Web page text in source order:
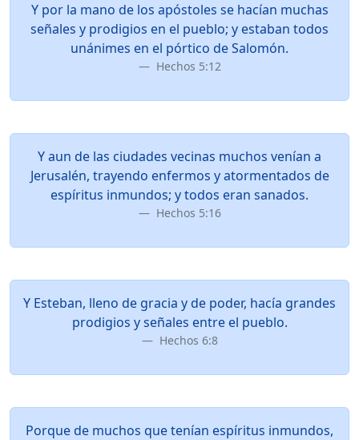
Y por la mano de los apóstoles se hacían muchas
señales y prodigios en el pueblo; y estaban todos
unánimes en el pórtico de Salomón.
Hechos 5:12
Y aun de las ciudades vecinas muchos venían a
Jerusalén, trayendo enfermos y atormentados de
espíritus inmundos; y todos eran sanados.
Hechos 5:16
Y Esteban, lleno de gracia y de poder, hacía grandes
prodigios y señales entre el pueblo.
Hechos 6:8
Porque de muchos que tenían espíritus inmundos,